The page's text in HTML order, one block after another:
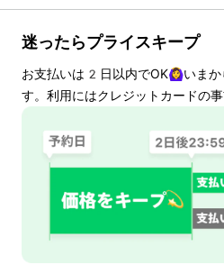
迷ったらプライスキープ
お支払いは 2 日以内でOK🙆‍♀️いまか
す。利用にはクレジットカードの事